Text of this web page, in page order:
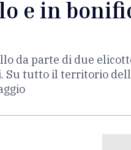
e in
da parte di due
Su tutto il territorio